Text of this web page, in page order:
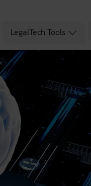
LegalTech Tools